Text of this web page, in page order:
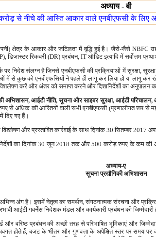
अध्याय - बी
से नीचे की आस्ति आकार वाले एनबीएफसी के लिए
क्षेत्र के आकार और जटिलता में वृद्धि हुई है। जैसे-जैसे NBFC
डिजास्टर रिकवरी (DR) प्रबंधन, IT ऑडिट इत्यादि में सर्वोत्तम
निदेश संलग्न है जिनसे एनबीएफसी की प्रक्रियाओं में सुरक्षा,
से कुछ को एनबीएफसियों ने पहले ही लागू कर लिया हो या लागू कर
करें और अंतर को समाप्त करने और दिशानिर्देशों का अनुपालन
अभिशासन, आईटी नीति, सूचना और साइबर सुरक्षा, आईटी
से अधिक की आस्तियों वाली सभी एनबीएफसी (प्रणालीगत रूप से
में दिए गए हैं।
और प्रस्तावित कार्रवाई के साथ दिनांक 30 सितम्बर 2017
का दिनांक 30 जून 2018 तक और 500 करोड़ रुपए के कम की
अध्याय-ए
सूचना प्रद्यौगिकी अभिशासन
अभिन्न अंग है। इसमें नेतृत्व का समर्थन, संगठनात्मक संरचना और
आईटी गवर्नेस निदेशक मंडल और कार्यकारी प्रबंधन की जिम्मेदारी
वरिष्ठ प्रबंधन की अच्छी तरह से परिभाषित भूमिकाएं और
होते हैं, बजट के भीतर और गुणवत्ता के अपेक्षित स्तर पर समय